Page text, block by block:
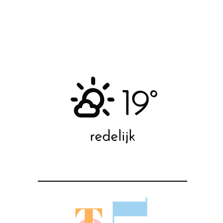
19°
redelijk